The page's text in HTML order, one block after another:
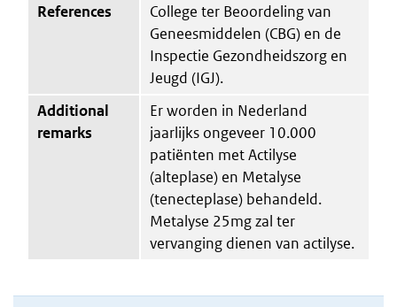
References
College ter Beoordeling van
Geneesmiddelen (CBG) en de
Inspectie Gezondheidszorg en
Jeugd (IGJ).
Additional
remarks
Er worden in Nederland
jaarlijks ongeveer 10.000
patiënten met Actilyse
(alteplase) en Metalyse
(tenecteplase) behandeld.
Metalyse 25mg zal ter
vervanging dienen van actilyse.